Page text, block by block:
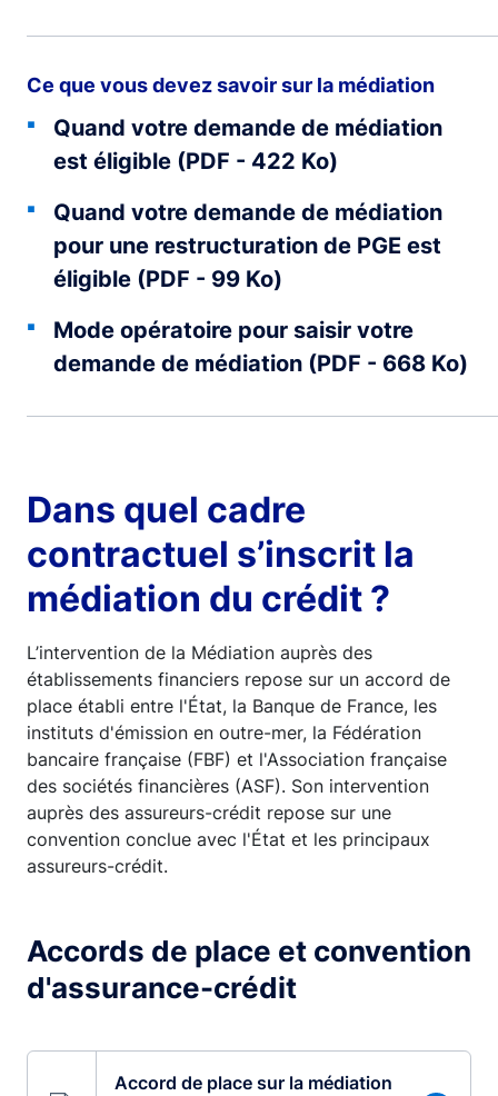
Ce que vous devez savoir sur la médiation
Quand votre demande de médiation
est éligible (PDF - 422 Ko)
Quand votre demande de médiation
pour une restructuration de PGE est
éligible (PDF - 99 Ko)
Mode opératoire pour saisir votre
demande de médiation (PDF - 668 Ko)
Dans quel cadre
contractuel s’inscrit la
médiation du crédit ?
L’intervention de la Médiation auprès des
établissements financiers repose sur un accord de
place établi entre l'État, la Banque de France, les
instituts d'émission en outre-mer, la Fédération
bancaire française (FBF) et l'Association française
des sociétés financières (ASF). Son intervention
auprès des assureurs-crédit repose sur une
convention conclue avec l'État et les principaux
assureurs-crédit.
Accords de place et convention
d'assurance-crédit
Accord de place sur la médiation